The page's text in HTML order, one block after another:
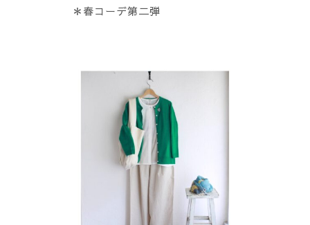
＊春コーデ第二弾